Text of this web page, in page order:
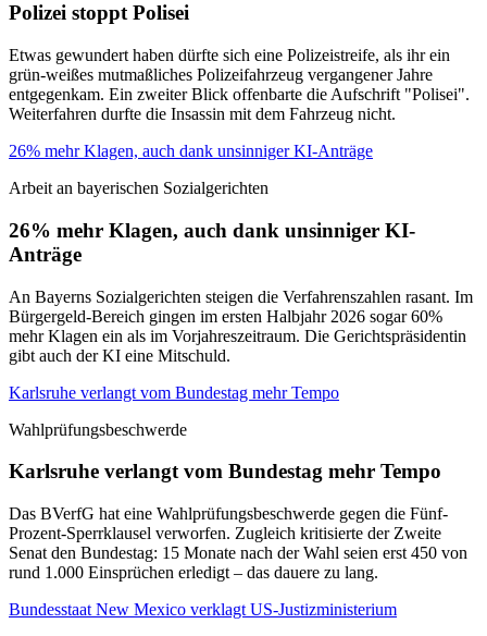
Polizei stoppt Polisei
Etwas gewundert haben dürfte sich eine Polizeistreife, als ihr ein
grün-weißes mutmaßliches Polizeifahrzeug vergangener Jahre
entgegenkam. Ein zweiter Blick offenbarte die Aufschrift "Polisei".
Weiterfahren durfte die Insassin mit dem Fahrzeug nicht.
26% mehr Klagen, auch dank unsinniger KI-Anträge
Arbeit an bayerischen Sozialgerichten
26% mehr Klagen, auch dank unsinniger KI-
Anträge
An Bayerns Sozialgerichten steigen die Verfahrenszahlen rasant. Im
Bürgergeld-Bereich gingen im ersten Halbjahr 2026 sogar 60%
mehr Klagen ein als im Vorjahreszeitraum. Die Gerichtspräsidentin
gibt auch der KI eine Mitschuld.
Karlsruhe verlangt vom Bundestag mehr Tempo
Wahlprüfungsbeschwerde
Karlsruhe verlangt vom Bundestag mehr Tempo
Das BVerfG hat eine Wahlprüfungsbeschwerde gegen die Fünf-
Prozent-Sperrklausel verworfen. Zugleich kritisierte der Zweite
Senat den Bundestag: 15 Monate nach der Wahl seien erst 450 von
rund 1.000 Einsprüchen erledigt – das dauere zu lang.
Bundesstaat New Mexico verklagt US-Justizministerium